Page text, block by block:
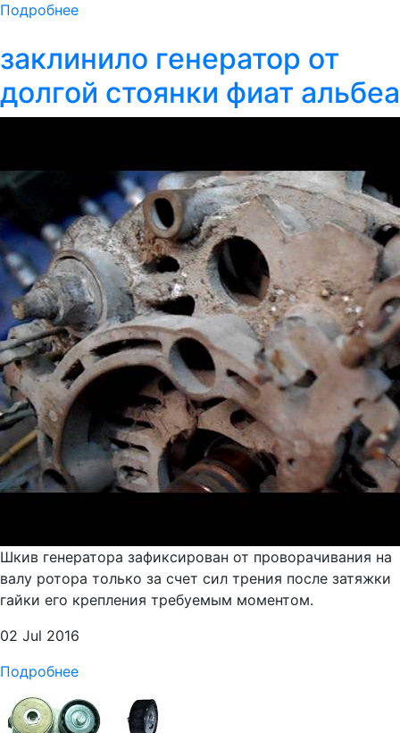
Подробнее
заклинило генератор от
долгой стоянки фиат альбеа
Шкив генератора зафиксирован от проворачивания на
валу ротора только за счет сил трения после затяжки
гайки его крепления требуемым моментом.
02 Jul 2016
Подробнее